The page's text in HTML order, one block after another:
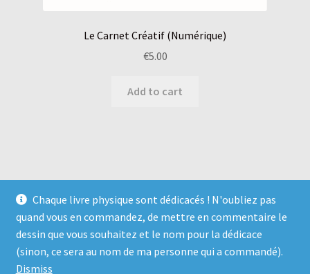
Le Carnet Créatif (Numérique)
€5.00
Add to cart
© Magical Witch ☆ éditions 2026
Built with Storefront & WooCommerce.
Chaque livre physique sont dédicacés ! N'oubliez pas
quand vous en commandez, de mettre en commentaire le
dessin que vous souhaitez et le nom pour la dédicace
(sinon, ce sera au nom de ma personne qui a commandé).
Dismiss